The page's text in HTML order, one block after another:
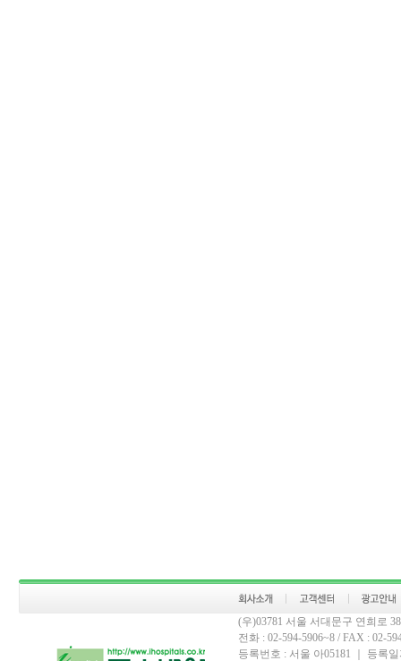
(우)03781 서울 서대문구 연희로
전화 : 02-594-5906~8 / FAX : 02-
등록번호 : 서울 아05181 ｜ 등록